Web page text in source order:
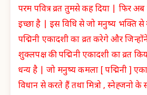
परम पवित्र व्रत तुमसे कह दिया | फिर
इच्छा है | इस विधि से जो मनुष्य भक्ति
पद्मिनी एकादशी का व्रत करेगे और
शुक्लपक्ष की पद्मिनी एकादशी का व्रत
धन्य है | जो मनुष्य कमला [ पद्मिनी ]
विधान से करते हैं तथा मित्रो , स्नेह्जनो